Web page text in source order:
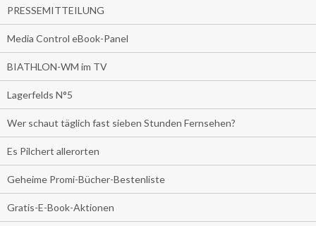
PRESSEMITTEILUNG
Media Control eBook-Panel
BIATHLON-WM im TV
Lagerfelds N°5
Wer schaut täglich fast sieben Stunden Fernsehen?
Es Pilchert allerorten
Geheime Promi-Bücher-Bestenliste
Gratis-E-Book-Aktionen